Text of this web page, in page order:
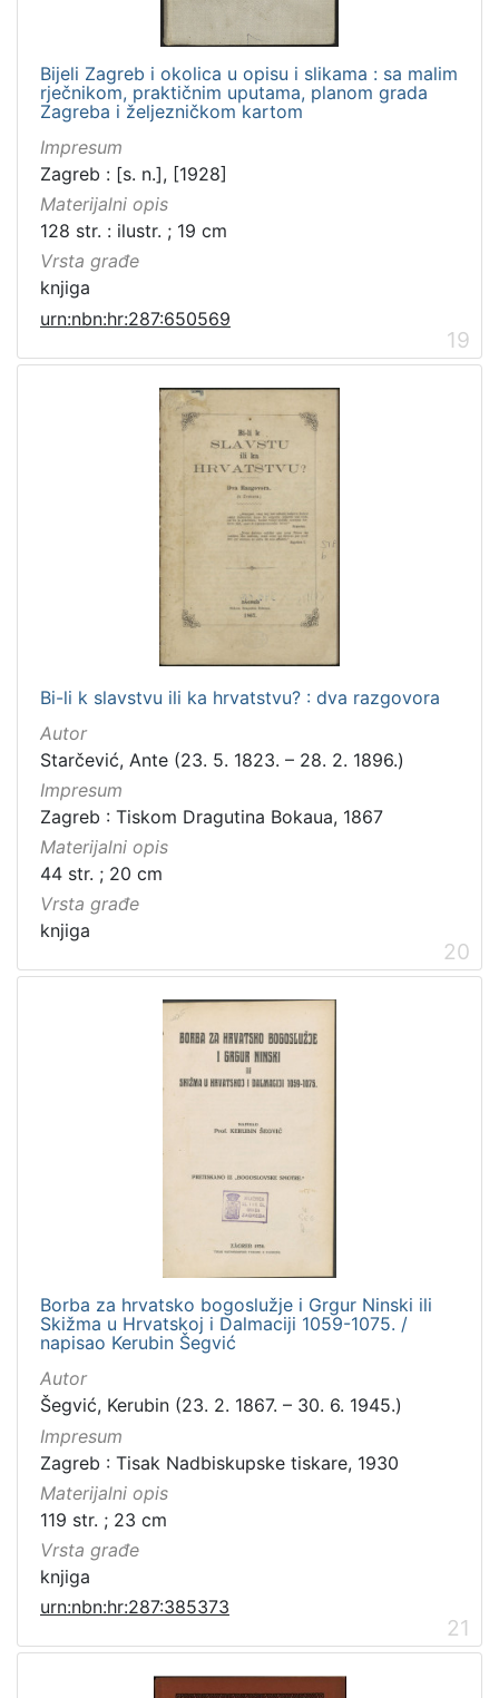
Bijeli Zagreb i okolica u opisu i slikama : sa malim
rječnikom, praktičnim uputama, planom grada
Zagreba i željezničkom kartom
Impresum
Zagreb : [s. n.], [1928]
Materijalni opis
128 str. : ilustr. ; 19 cm
Vrsta građe
knjiga
urn:nbn:hr:287:650569
19
Bi-li k slavstvu ili ka hrvatstvu? : dva razgovora
Autor
Starčević, Ante (23. 5. 1823. – 28. 2. 1896.)
Impresum
Zagreb : Tiskom Dragutina Bokaua, 1867
Materijalni opis
44 str. ; 20 cm
Vrsta građe
knjiga
20
Borba za hrvatsko bogoslužje i Grgur Ninski ili
Skižma u Hrvatskoj i Dalmaciji 1059-1075. /
napisao Kerubin Šegvić
Autor
Šegvić, Kerubin (23. 2. 1867. – 30. 6. 1945.)
Impresum
Zagreb : Tisak Nadbiskupske tiskare, 1930
Materijalni opis
119 str. ; 23 cm
Vrsta građe
knjiga
urn:nbn:hr:287:385373
21